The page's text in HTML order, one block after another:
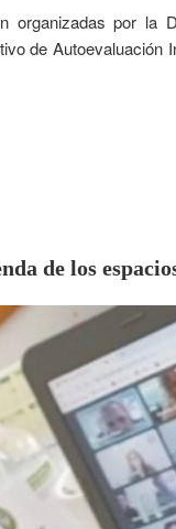
organizadas por la
de Autoevaluación
de los